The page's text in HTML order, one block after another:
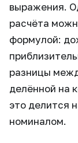
выражения.
расчёта
формулой:
разницы
делённой на
это делится
номиналом.